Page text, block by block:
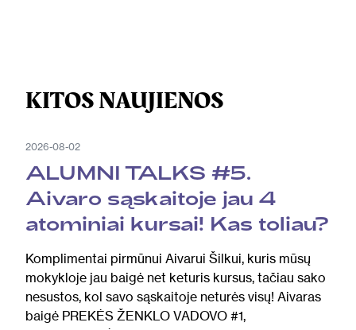
KITOS NAUJIENOS
2026-08-02
ALUMNI TALKS #5.
Aivaro sąskaitoje jau 4
atominiai kursai! Kas toliau?
Komplimentai pirmūnui Aivarui Šilkui, kuris mūsų
mokykloje jau baigė net keturis kursus, tačiau sako
nesustos, kol savo sąskaitoje neturės visų! Aivaras
baigė PREKĖS ŽENKLO VADOVO #1,